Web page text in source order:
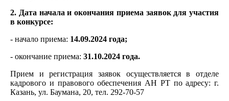
2. Дата начала и окончания приема заявок для участия
в конкурсе:
- начало приема: 14.09.2024 года;
- окончание приема: 31.10.2024 года.
Прием и регистрация заявок осуществляется в отделе
кадрового и правового обеспечения АН РТ по адресу: г.
Казань, ул. Баумана, 20, тел. 292-70-57